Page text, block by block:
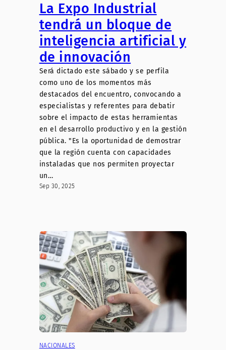
La Expo Industrial
tendrá un bloque de
inteligencia artificial y
de innovación
Será dictado este sábado y se perfila
como uno de los momentos más
destacados del encuentro, convocando a
especialistas y referentes para debatir
sobre el impacto de estas herramientas
en el desarrollo productivo y en la gestión
pública. "Es la oportunidad de demostrar
que la región cuenta con capacidades
instaladas que nos permiten proyectar
un…
Sep 30, 2025
NACIONALES